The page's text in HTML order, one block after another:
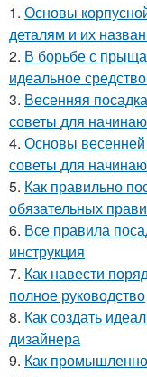
1. Основы
деталям и их
2. В борьбе с
идеальное
3. Весенняя
советы для
4. Основы
советы для
5. Как правильно
обязательных
6. Все правила
инструкция
7. Как навести
полное руководство
8. Как создать
дизайнера
9. Как